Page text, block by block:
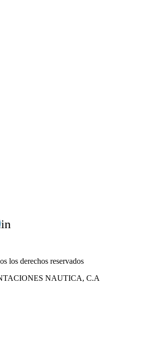
los derechos reservados
NAUTICA, C.A